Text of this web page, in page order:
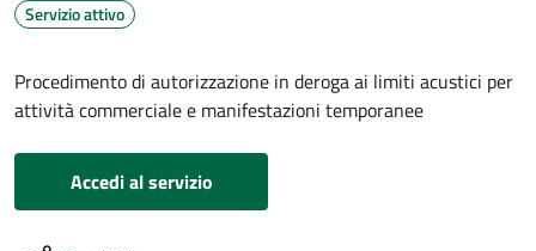
Servizio attivo
Procedimento di autorizzazione in deroga ai limiti acustici per
attività commerciale e manifestazioni temporanee
Accedi al servizio